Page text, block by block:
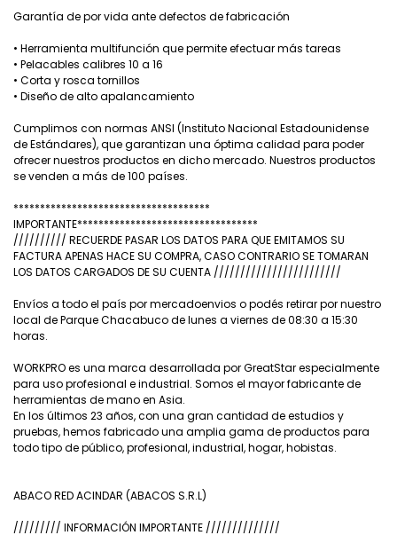
Garantía de por vida ante defectos de fabricación
• Herramienta multifunción que permite efectuar más tareas
• Pelacables calibres 10 a 16
• Corta y rosca tornillos
• Diseño de alto apalancamiento
Cumplimos con normas ANSI (Instituto Nacional Estadounidense
de Estándares), que garantizan una óptima calidad para poder
ofrecer nuestros productos en dicho mercado. Nuestros productos
se venden a más de 100 países.
*************************************
IMPORTANTE**********************************
////////// RECUERDE PASAR LOS DATOS PARA QUE EMITAMOS SU
FACTURA APENAS HACE SU COMPRA, CASO CONTRARIO SE TOMARAN
LOS DATOS CARGADOS DE SU CUENTA ////////////////////////
Envíos a todo el país por mercadoenvios o podés retirar por nuestro
local de Parque Chacabuco de lunes a viernes de 08:30 a 15:30
horas.
WORKPRO es una marca desarrollada por GreatStar especialmente
para uso profesional e industrial. Somos el mayor fabricante de
herramientas de mano en Asia.
En los últimos 23 años, con una gran cantidad de estudios y
pruebas, hemos fabricado una amplia gama de productos para
todo tipo de público, profesional, industrial, hogar, hobistas.
ABACO RED ACINDAR (ABACOS S.R.L)
///////// INFORMACIÓN IMPORTANTE //////////////